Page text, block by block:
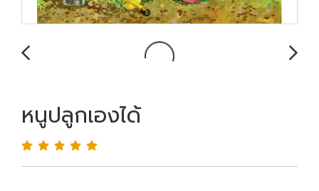
หนูปลูกเองได้